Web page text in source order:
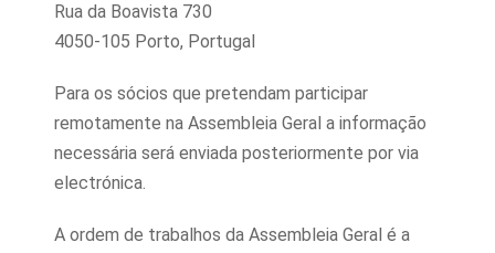
Rua da Boavista 730
4050-105 Porto, Portugal
Para os sócios que pretendam participar
remotamente na Assembleia Geral a informação
necessária será enviada posteriormente por via
electrónica.
A ordem de trabalhos da Assembleia Geral é a